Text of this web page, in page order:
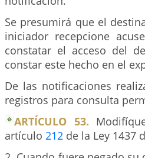
Se presumirá que el
iniciador recepcione
constatar el acceso del
constar este hecho en el
De las notificaciones
registros para consulta
ARTÍCULO 53.
artículo 212 de la Ley 1437